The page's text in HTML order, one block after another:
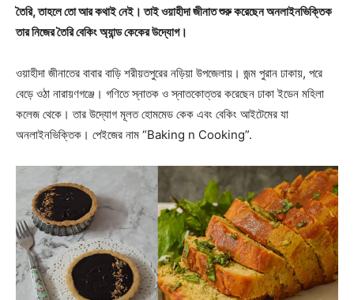
তৈরি, তাহলে তো আর কথাই নেই। তাই ওয়াহীদা জীনাত শুরু করেছেন অনলাইনভিক্তিক
তার নিজের তৈরি বেকিং অ্যান্ড কেকের উদ্যোগ।
ওয়াহীদা জীনাতের বাবার বাড়ি শরীয়তপুরের নড়িয়া উপজেলায়। জন্ম পুরান ঢাকায়, পরে
বেড়ে ওঠা নারায়ণগঞ্জে। গণিতে স্নাতক ও স্নাতকোত্তর করেছেন ঢাকা ইডেন মহিলা
কলেজ থেকে। তার উদ্যোগ মূলত হোমমেড কেক এবং বেকিং আইটেমের যা
অনলাইনভিক্তিক। পেইজের নাম “Baking n Cooking”.